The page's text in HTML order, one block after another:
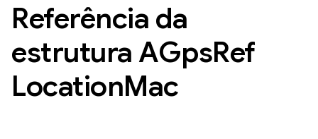
Referência da
estrutura AGpsRef
LocationMac